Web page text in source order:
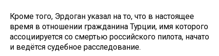
Кроме того, Эрдоган указал на то, что в настоящее
время в отношении гражданина Турции, имя которого
ассоциируется со смертью российского пилота, начато
и ведётся судебное расследование.